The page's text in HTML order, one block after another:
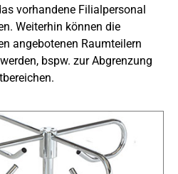
vorhandene Filialpersonal
Weiterhin können die
angebotenen Raumteilern
bspw. zur Abgrenzung